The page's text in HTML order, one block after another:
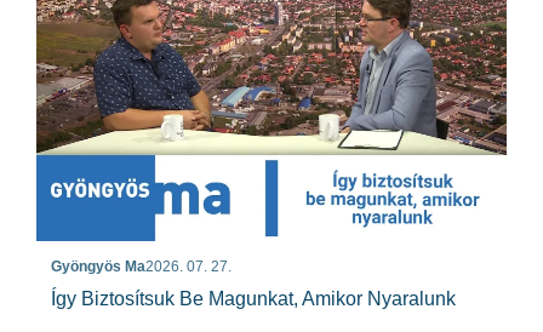
Gyöngyös Ma2026. 07. 27.
Így Biztosítsuk Be Magunkat, Amikor Nyaralunk